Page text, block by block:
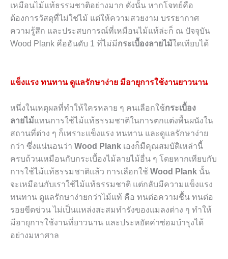
เหมือนไม้แท้ธรรมชาติอย่างมาก ดังนั้น หากโจทย์คือ
ต้องการวัสดุที่ไม่ใช่ไม้ แต่ให้ความสวยงาม บรรยากาศ
ความรู้สึก และประสบการณ์ที่เหมือนไม้แท้ล่ะก็ ณ ปัจจุบัน
Wood Plank คืออันดับ 1 ที่ไม่มีกระเบื้องลายไม้ใดเทียบได้
แข็งแรง ทนทาน ดูแลรักษาง่าย มีอายุการใช้งานยาวนาน
หนึ่งในเหตุผลที่ทำให้ใครหลาย ๆ คนเลือกใช้กระเบื้อง
ลายไม้แทนการใช้ไม้แท้ธรรมชาติในการตกแต่งพื้นผนังใน
สถานที่ต่าง ๆ ก็เพราะแข็งแรง ทนทาน และดูแลรักษาง่าย
กว่า ซึ่งแน่นอนว่า Wood Plank เองก็มีคุณสมบัติเหล่านี้
ครบถ้วนเหมือนกับกระเบื้องไม้ลายไม้อื่น ๆ โดยหากเทียบกับ
การใช้ไม้แท้ธรรมชาติแล้ว การเลือกใช้ Wood Plank นั้น
จะเหมือนกับเราใช้ไม้แท้ธรรมชาติ แต่กลับมีความแข็งแรง
ทนทาน ดูแลรักษาง่ายกว่าไม้แท้ คือ ทนต่อความชื้น ทนต่อ
รอยขีดข่วน ไม่เป็นแหล่งสะสมทำรังของแมลงต่าง ๆ ทำให้
มีอายุการใช้งานที่ยาวนาน และประหยัดค่าซ่อมบำรุงได้
อย่างมหาศาล